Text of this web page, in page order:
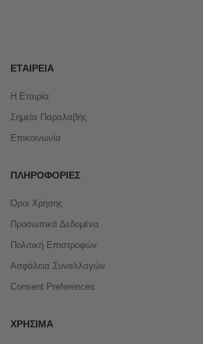
ΕΤΑΙΡΕΊΑ
Η Εταιρία
Σημεία Παραλαβής
Επικοινωνία
ΠΛΗΡΟΦΟΡΊΕΣ
Όροι Χρήσης
Προσωπικά Δεδομένα
Πολιτική Επιστροφών
Ασφάλεια Συναλλαγών
Consent Preferences
ΧΡΉΣΙΜΑ